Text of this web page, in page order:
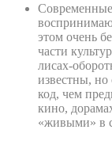
этом очень
части
лисах-
известны, но
код, чем
кино,
«живыми» в